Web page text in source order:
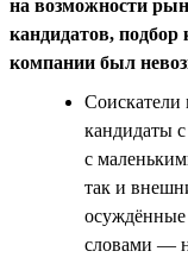
на возможности
кандидатов, подбор
компании был
Соискатели
кандидаты
с
так и
словами —